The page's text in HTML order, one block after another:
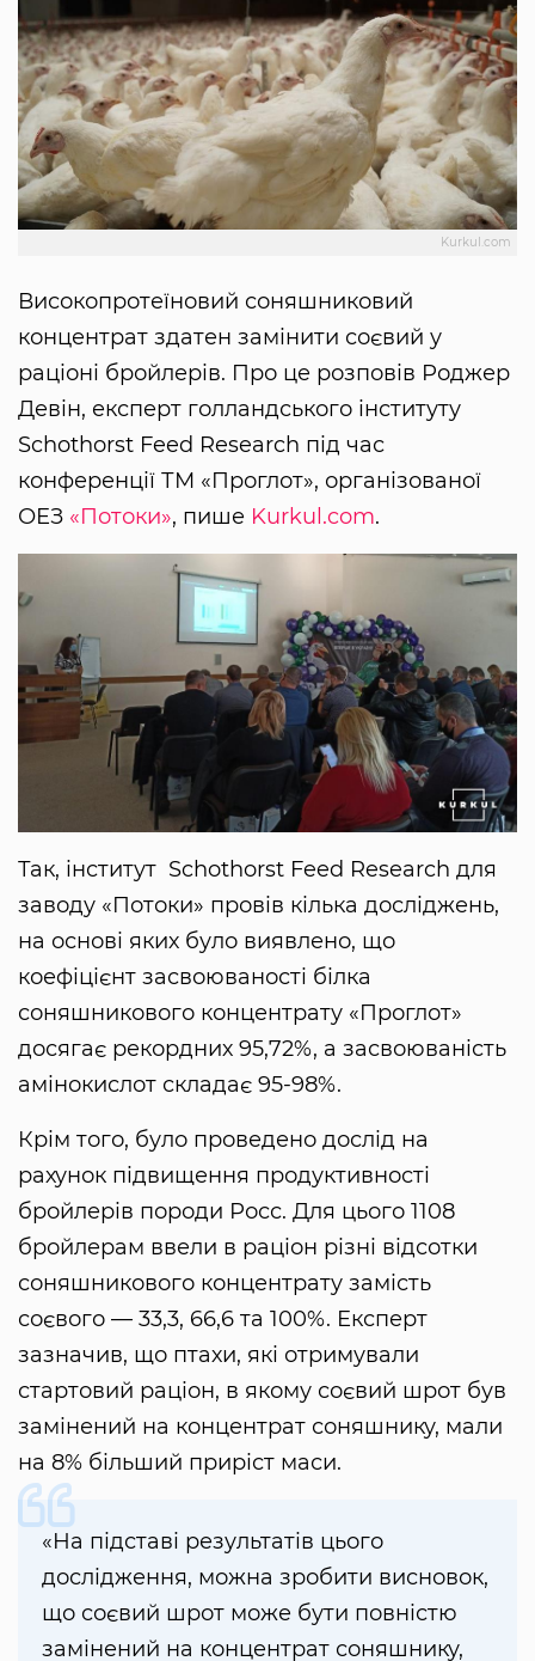
Kurkul.com
Високопротеїновий соняшниковий
концентрат здатен замінити соєвий у
раціоні бройлерів. Про це розповів Роджер
Девін, експерт голландського інституту
Schothorst Feed Research під час
конференції ТМ «Проглот», організованої
ОЕЗ «Потоки», пише Kurkul.com.
Так, інститут Schothorst Feed Research для
заводу «Потоки» провів кілька досліджень,
на основі яких було виявлено, що
коефіцієнт засвоюваності білка
соняшникового концентрату «Проглот»
досягає рекордних 95,72%, а засвоюваність
амінокислот складає 95-98%.
Крім того, було проведено дослід на
рахунок підвищення продуктивності
бройлерів породи Росс. Для цього 1108
бройлерам ввели в раціон різні відсотки
соняшникового концентрату замість
соєвого — 33,3, 66,6 та 100%. Експерт
зазначив, що птахи, які отримували
стартовий раціон, в якому соєвий шрот був
замінений на концентрат соняшнику, мали
на 8% більший приріст маси.
«На підставі результатів цього
дослідження, можна зробити висновок,
що соєвий шрот може бути повністю
замінений на концентрат соняшнику,